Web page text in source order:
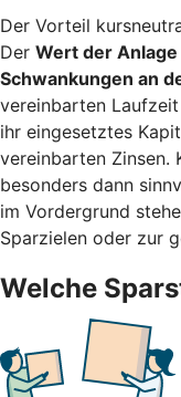
Der Vorteil
Der Wert der
Schwankungen an
vereinbarten
ihr eingesetztes
vereinbarten Zinsen.
besonders dann
im Vordergrund
Sparzielen oder zur
Welche